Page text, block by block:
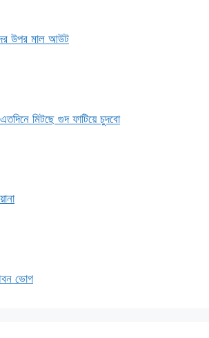
উপর মাল আউট
মিটছে গুদ ফাটিয়ে চুদবো
ভোগ